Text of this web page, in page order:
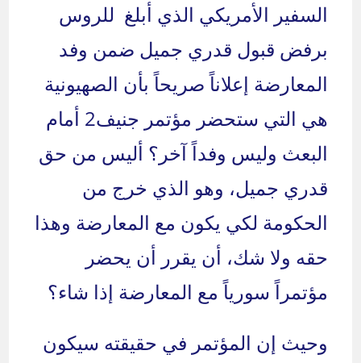
السفير الأمريكي الذي أبلغ للروس
برفض قبول قدري جميل ضمن وفد
المعارضة إعلاناً صريحاً بأن الصهيونية
هي التي ستحضر مؤتمر جنيف2 أمام
البعث وليس وفداً آخر؟ أليس من حق
قدري جميل، وهو الذي خرج من
الحكومة لكي يكون مع المعارضة وهذا
حقه ولا شك، أن يقرر أن يحضر
مؤتمراً سورياً مع المعارضة إذا شاء؟
وحيث إن المؤتمر في حقيقته سيكون